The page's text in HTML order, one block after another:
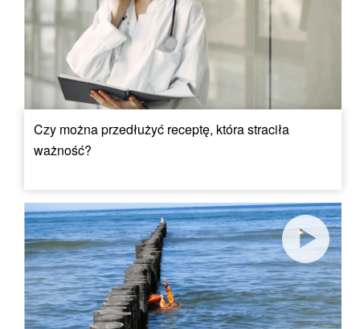
Czy można przedłużyć receptę, która straciła
ważność?